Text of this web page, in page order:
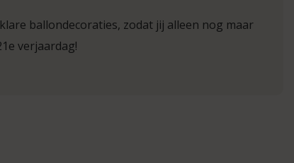
ballondecoraties, zodat jij alleen nog maar
verjaardag!